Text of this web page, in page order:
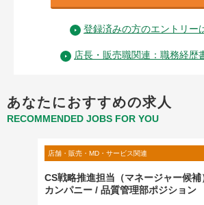
登録済みの方のエントリー
店長・販売職関連：職務経歴
あなたにおすすめの求人
RECOMMENDED JOBS FOR YOU
店舗・販売・MD・サービス関連
CS戦略推進担当（マネージャー候
カンパニー / 品質管理部ポジション